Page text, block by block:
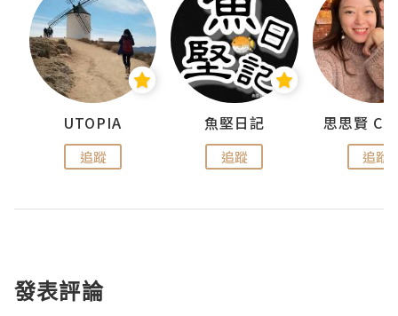
UTOPIA
追蹤
魚堅日記
追蹤 追蹤
發表評論